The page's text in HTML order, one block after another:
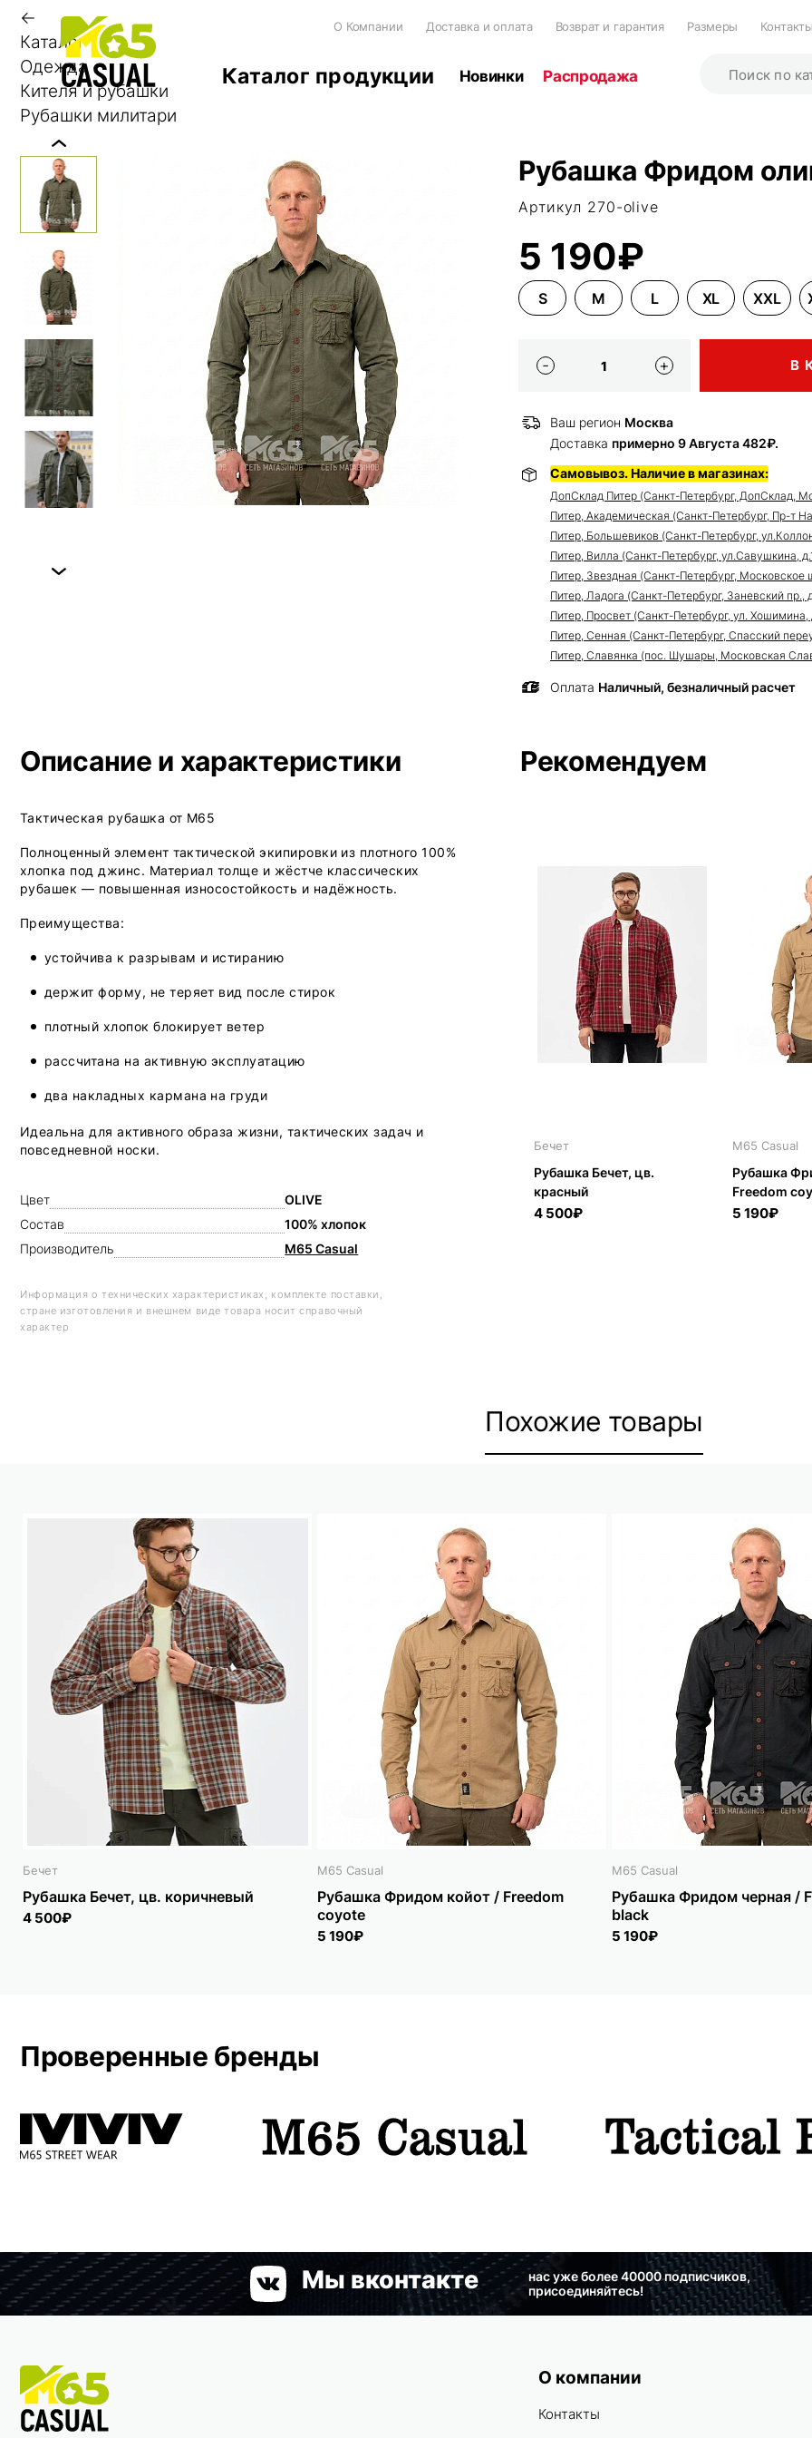
Каталог продукции Новинки Распродажа
О Компании Доставка и оплата Возврат и гарантия Размеры Контакты
←
Каталог
Одежда
Кителя и рубашки
Рубашки милитари
Previous
Next
Рубашка Фридом
Артикул 270-olive
5 190₽
S M L XL XXL
В
Ваш регион Москва
Доставка примерно 9 Августа 482₽.
Самовывоз. Наличие в магазинах:
ДопСклад Питер (Санкт-Петербург, ДопСклад,
Питер, Академическая (Санкт-Петербург, Пр-т
Питер, Большевиков (Санкт-Петербург,
Питер, Вилла (Санкт-Петербург, ул.Савушкина,
Питер, Звездная (Санкт-Петербург,
Питер, Ладога (Санкт-Петербург, Заневский
Питер, Просвет (Санкт-Петербург, ул.
Питер, Сенная (Санкт-Петербург, Спасский
Питер, Славянка (пос. Шушары, Московская
Оплата Наличный, безналичный расчет
Описание и характеристики
Тактическая рубашка от M65
Полноценный элемент тактической экипировки из плотного 100%
хлопка под джинс. Материал толще и жёстче классических
рубашек — повышенная износостойкость и надёжность.
Преимущества:
устойчива к разрывам и истиранию
держит форму, не теряет вид после стирок
плотный хлопок блокирует ветер
рассчитана на активную эксплуатацию
два накладных кармана на груди
Идеальна для активного образа жизни, тактических задач и
повседневной носки.
Цвет
OLIVE
Состав
100% хлопок
Производитель
M65 Casual
Информация о технических характеристиках, комплекте поставки,
стране изготовления и внешнем виде товара носит справочный
характер
Рекомендуем
Бечет
Рубашка Бечет, цв.
красный
4 500₽
M65 Casual
Рубашка
Freedom
5 190₽
Похожие товары
Бечет
Рубашка Бечет, цв. коричневый
4 500₽
M65 Casual
Рубашка Фридом койот / Freedom
coyote
5 190₽
M65 Casual
Рубашка Фридом черная /
black
5 190₽
Проверенные бренды
Мы вконтакте
нас уже более 40000 подписчиков,
присоединяйтесь!
О компании
Контакты